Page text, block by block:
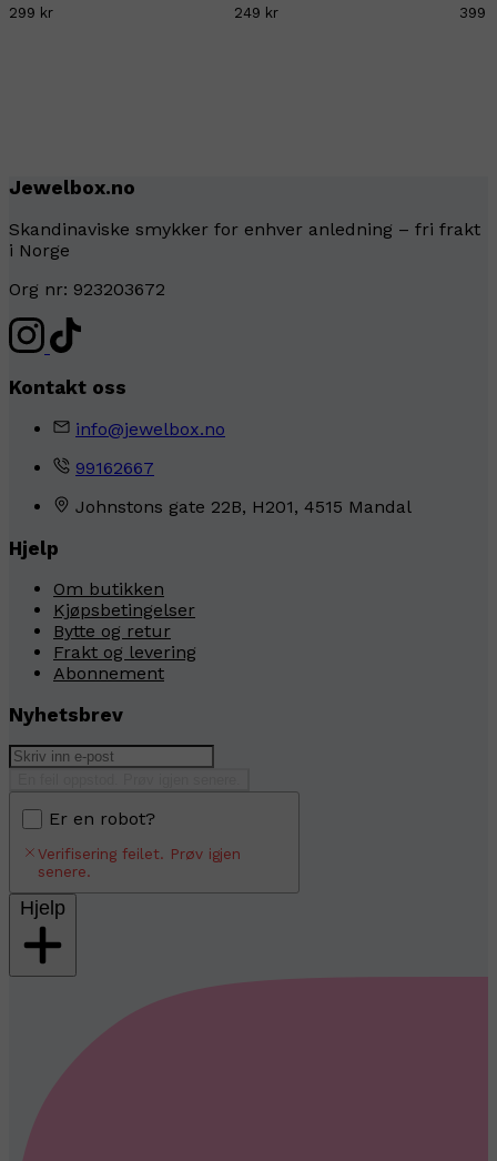
299 kr 249 kr 399
Jewelbox.no
Skandinaviske smykker for enhver anledning – fri frakt
i Norge
Org nr: 923203672
Kontakt oss
info@jewelbox.no
99162667
Johnstons gate 22B, H201, 4515 Mandal
Hjelp
Om butikken
Kjøpsbetingelser
Bytte og retur
Frakt og levering
Abonnement
Nyhetsbrev
Er en robot?
Verifisering feilet. Prøv igjen
senere.
Hjelp